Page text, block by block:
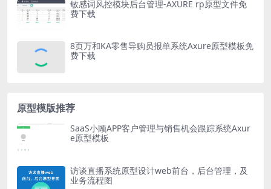
敏感词风控模块后台管理-AXURE rp原型文件免
费下载
8页万和KA零售导购员报单系统Axure原型模板免
费下载
原型模版推荐
SaaS小顾APP客户管理与销售机会跟踪系统Axur
e原型模板
访谈直播系统原型设计web前台，后台管理，及
业务流程图